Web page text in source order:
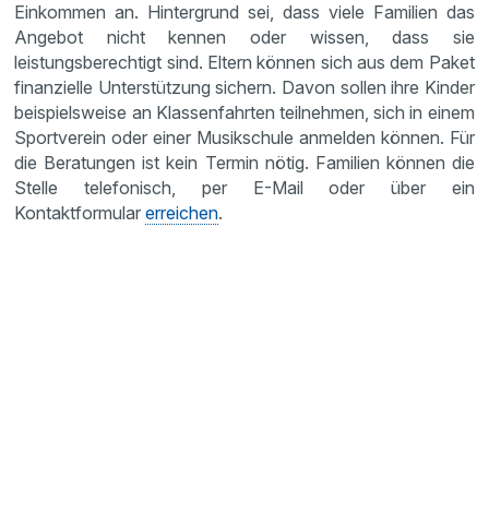
Einkommen an. Hintergrund sei, dass viele Familien das
Angebot nicht kennen oder wissen, dass sie
leistungsberechtigt sind. Eltern können sich aus dem Paket
finanzielle Unterstützung sichern. Davon sollen ihre Kinder
beispielsweise an Klassenfahrten teilnehmen, sich in einem
Sportverein oder einer Musikschule anmelden können. Für
die Beratungen ist kein Termin nötig. Familien können die
Stelle telefonisch, per E-Mail oder über ein
Kontaktformularerreichen.